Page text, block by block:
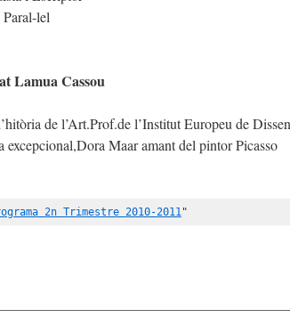
lel
Lamua Cassou
de l’Art.Prof.de l’Institut Europeu de
excepcional,Dora Maar amant del pintor Picasso
2n Trimestre 2010-2011"